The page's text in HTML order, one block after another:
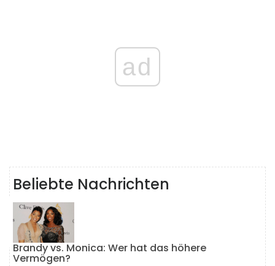
ad
Beliebte Nachrichten
Brandy vs. Monica: Wer hat das höhere
Vermögen?